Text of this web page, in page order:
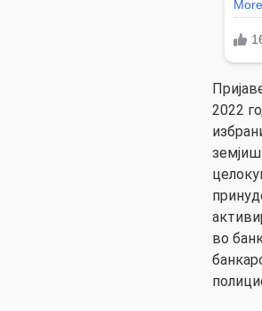
2022
во